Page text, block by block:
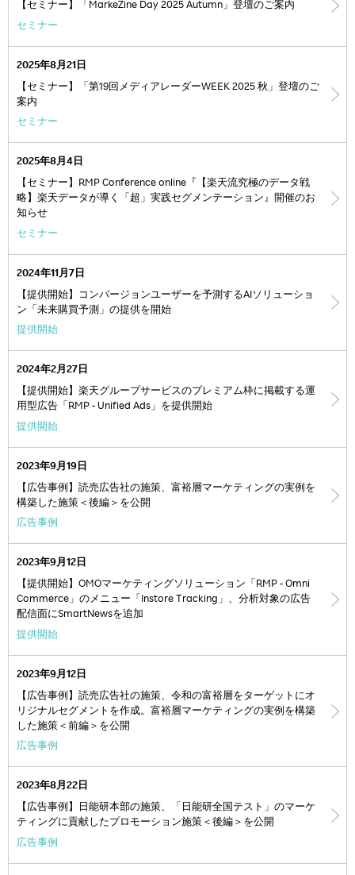
【セミナー】「MarkeZine Day 2025 Autumn」登壇のご案内
セミナー
2025年8月21日
【セミナー】「第19回メディアレーダーWEEK 2025 秋」登壇のご
案内
セミナー
2025年8月4日
【セミナー】RMP Conference online『【楽天流究極のデータ戦
略】楽天データが導く「超」実践セグメンテーション』開催のお
知らせ
セミナー
2024年11月7日
【提供開始】コンバージョンユーザーを予測するAIソリューショ
ン「未来購買予測」の提供を開始
提供開始
2024年2月27日
【提供開始】楽天グループサービスのプレミアム枠に掲載する運
用型広告「RMP - Unified Ads」を提供開始
提供開始
2023年9月19日
【広告事例】読売広告社の施策、富裕層マーケティングの実例を
構築した施策＜後編＞を公開
広告事例
2023年9月12日
【提供開始】OMOマーケティングソリューション「RMP - Omni
Commerce」のメニュー「Instore Tracking」、分析対象の広告
配信面にSmartNewsを追加
提供開始
2023年9月12日
【広告事例】読売広告社の施策、令和の富裕層をターゲットにオ
リジナルセグメントを作成。富裕層マーケティングの実例を構築
した施策＜前編＞を公開
広告事例
2023年8月22日
【広告事例】日能研本部の施策、「日能研全国テスト」のマーケ
ティングに貢献したプロモーション施策＜後編＞を公開
広告事例